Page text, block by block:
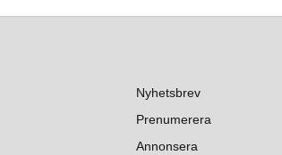
Nyhetsbrev
Prenumerera
Annonsera